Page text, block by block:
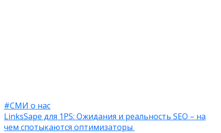
#СМИ о нас
LinksSape для 1PS: Ожидания и реальность SEO – на
чем спотыкаются оптимизаторы